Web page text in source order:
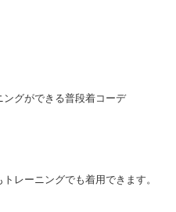
グができる普段着コーデ
レーニングでも着用できます。